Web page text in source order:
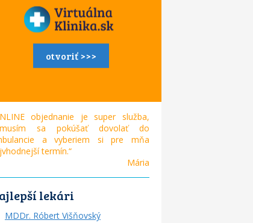
otvoriť >>>
objednanie je super služba,
sa pokúšať dovolať do
a vyberiem si pre mňa
termín.“
Mária
lekári
MDDr. Róbert Višňovský